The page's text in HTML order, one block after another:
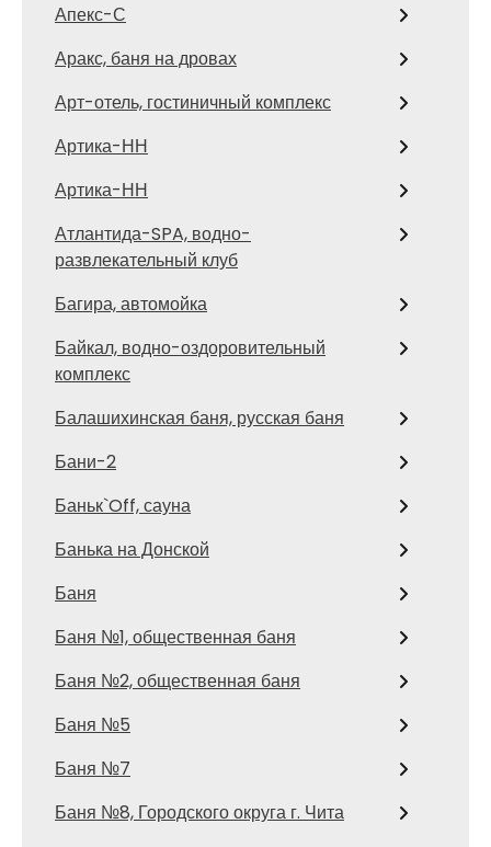
Апекс-С
Аракс, баня на дровах
Арт-отель, гостиничный комплекс
Артика-НН
Артика-НН
Атлантида-SPA, водно-
развлекательный клуб
Багира, автомойка
Байкал, водно-оздоровительный
комплекс
Балашихинская баня, русская баня
Бани-2
Баньк`Off, сауна
Банька на Донской
Баня
Баня №1, общественная баня
Баня №2, общественная баня
Баня №5
Баня №7
Баня №8, Городского округа г. Чита